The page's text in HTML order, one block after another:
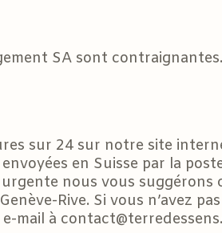
SA sont
sur 24 sur notre site
en Suisse par la
urgente nous vous
Rive. Si vous n’avez
mail à